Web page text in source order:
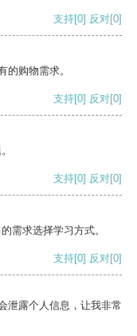
支持[0] 反对[0]
的购物需求。
支持[0] 反对[0]
支持[0] 反对[0]
需求选择学习方式。
支持[0] 反对[0]
泄露个人信息，让我非常